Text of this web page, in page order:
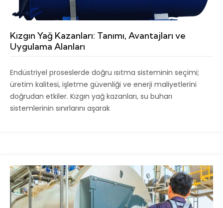
Kızgın Yağ Kazanları: Tanımı, Avantajları ve
Uygulama Alanları
Endüstriyel proseslerde doğru ısıtma sisteminin seçimi;
üretim kalitesi, işletme güvenliği ve enerji maliyetlerini
doğrudan etkiler. Kızgın yağ kazanları, su buharı
sistemlerinin sınırlarını aşarak